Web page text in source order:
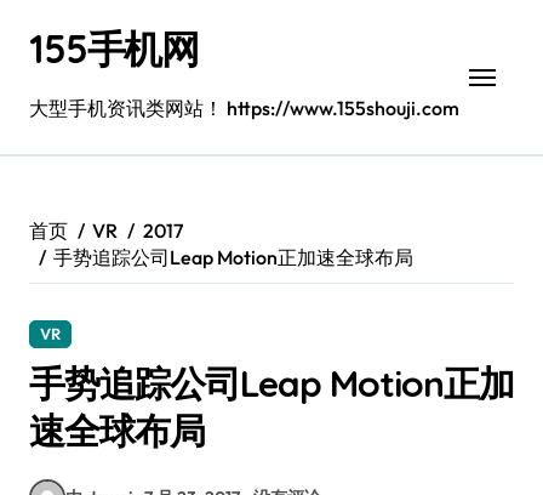
155手机网
大型手机资讯类网站！ https://www.155shouji.com
首页 VR
2017
手势追踪公司Leap Motion正加速全球布局
VR
手势追踪公司Leap Motion正加
速全球布局